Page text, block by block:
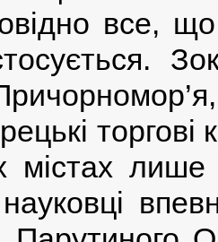
все, що
містах лише